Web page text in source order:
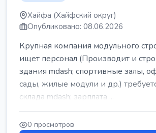
Хайфа (Хайфский округ)
Опубликовано: 08.06.2026
Крупная компания модульного
ищет персонал (Производит и
здания mdash; спортивные залы,
сады, жилые модули и др.)
склада mdash; зарплата ...
0 просмотров